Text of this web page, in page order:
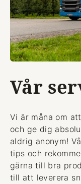
Vår
Vi är måna om
och ge dig
aldrig anonym!
tips och
gärna till bra
till att leverera